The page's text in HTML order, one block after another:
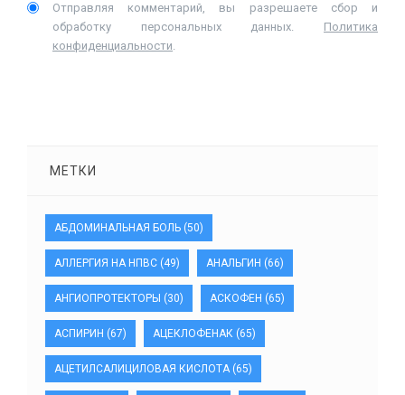
Отправляя комментарий, вы разрешаете сбор и
обработку персональных данных. Политика
конфиденциальности.
МЕТКИ
АБДОМИНАЛЬНАЯ БОЛЬ (50)
АЛЛЕРГИЯ НА НПВС (49) АНАЛЬГИН (66)
АНГИОПРОТЕКТОРЫ (30) АСКОФЕН (65)
АСПИРИН (67) АЦЕКЛОФЕНАК (65)
АЦЕТИЛСАЛИЦИЛОВАЯ КИСЛОТА(65)